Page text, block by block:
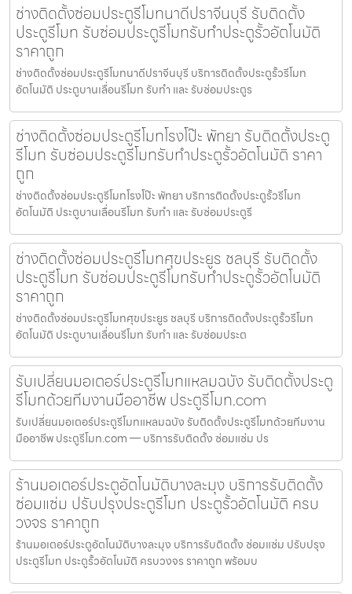
ช่างติดตั้งซ่อมประตูรีโมทนาดีปราจีนบุรี รับติดตั้ง
ประตูรีโมท รับซ่อมประตูรีโมทรับทำประตูรั้วอัตโนมัติ
ราคาถูก
ช่างติดตั้งซ่อมประตูรีโมทนาดีปราจีนบุรี บริการติดตั้งประตูรั้วรีโมท
อัตโนมัติ ประตูบานเลื่อนรีโมท รับทำ และ รับซ่อมประตูร
ช่างติดตั้งซ่อมประตูรีโมทโรงโป๊ะ พัทยา รับติดตั้งประตู
รีโมท รับซ่อมประตูรีโมทรับทำประตูรั้วอัตโนมัติ ราคา
ถูก
ช่างติดตั้งซ่อมประตูรีโมทโรงโป๊ะ พัทยา บริการติดตั้งประตูรั้วรีโมท
อัตโนมัติ ประตูบานเลื่อนรีโมท รับทำ และ รับซ่อมประตูรี
ช่างติดตั้งซ่อมประตูรีโมทศุขประยูร ชลบุรี รับติดตั้ง
ประตูรีโมท รับซ่อมประตูรีโมทรับทำประตูรั้วอัตโนมัติ
ราคาถูก
ช่างติดตั้งซ่อมประตูรีโมทศุขประยูร ชลบุรี บริการติดตั้งประตูรั้วรีโมท
อัตโนมัติ ประตูบานเลื่อนรีโมท รับทำ และ รับซ่อมประต
รับเปลี่ยนมอเตอร์ประตูรีโมทแหลมฉบัง รับติดตั้งประตู
รีโมทด้วยทีมงานมืออาชีพ ประตูรีโมท.com
รับเปลี่ยนมอเตอร์ประตูรีโมทแหลมฉบัง รับติดตั้งประตูรีโมทด้วยทีมงาน
มืออาชีพ ประตูรีโมท.com — บริการรับติดตั้ง ซ่อมแซ่ม ปร
ร้านมอเตอร์ประตูอัตโนมัติบางละมุง บริการรับติดตั้ง
ซ่อมแซ่ม ปรับปรุงประตูรีโมท ประตูรั้วอัตโนมัติ ครบ
วงจร ราคาถูก
ร้านมอเตอร์ประตูอัตโนมัติบางละมุง บริการรับติดตั้ง ซ่อมแซ่ม ปรับปรุง
ประตูรีโมท ประตูรั้วอัตโนมัติ ครบวงจร ราคาถูก พร้อมบ